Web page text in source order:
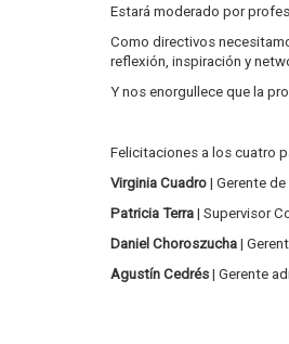
Estará moderado por
Como directivos
reflexión, inspiración y
Y nos enorgullece que la
Felicitaciones a los cuatro
Virginia Cuadro | Gerente
Patricia Terra | Supervisor
Daniel Choroszucha |
Agustín Cedrés | Gerente